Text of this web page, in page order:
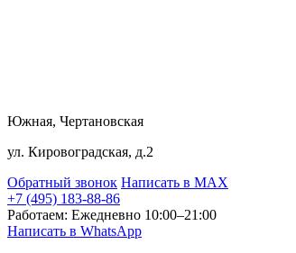
Южная, Чертановская
ул. Кировоградская, д.2
Обратный звонок Написать в MAX
+7 (495) 183-88-86
Работаем: Ежедневно 10:00–21:00
Написать в WhatsApp